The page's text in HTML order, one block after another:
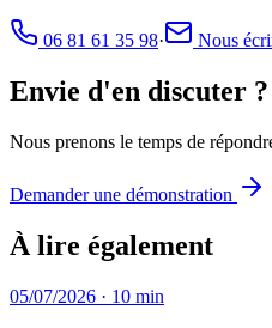
06 81 61 35 98· Nous
Envie d'en discuter ?
Nous prenons le temps de
Demander une démonstration
À lire également
05/07/2026 · 10 min